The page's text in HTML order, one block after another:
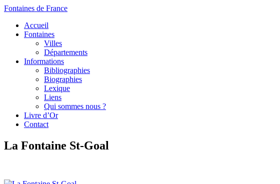
Fontaines de France
Accueil
Fontaines
Villes
Départements
Informations
Bibliographies
Biographies
Lexique
Liens
Qui sommes nous ?
Livre d’Or
Contact
La Fontaine St-Goal